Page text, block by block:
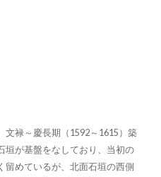
文禄～慶長期（1592～1615）築
垣が基盤をなしており、当初の
留めているが、北面石垣の西側